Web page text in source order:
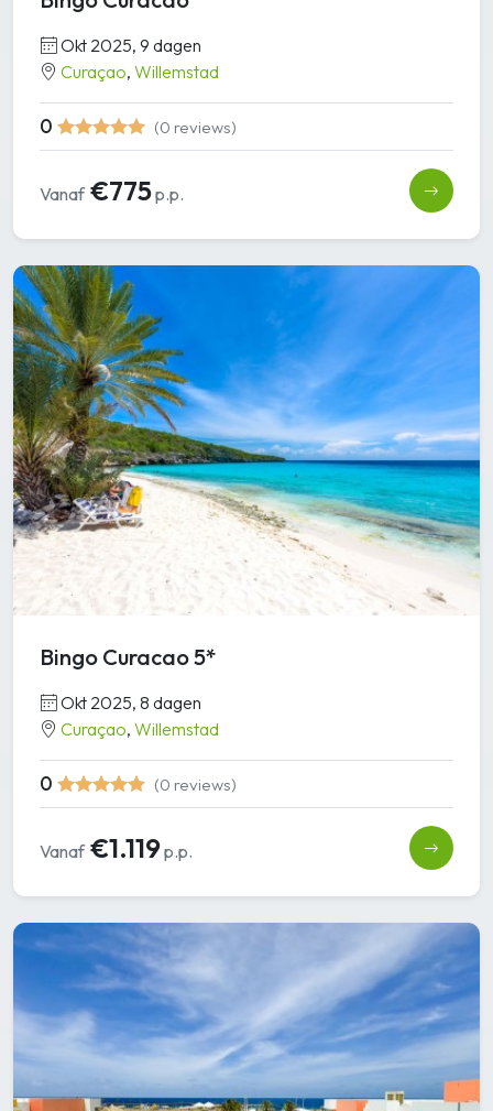
Okt 2025, 9 dagen
Curaçao, Willemstad
0 (0 reviews)
Vanaf€775p.p.
Bingo Curacao 5*
Okt 2025, 8 dagen
Curaçao, Willemstad
0 (0 reviews)
Vanaf€1.119p.p.